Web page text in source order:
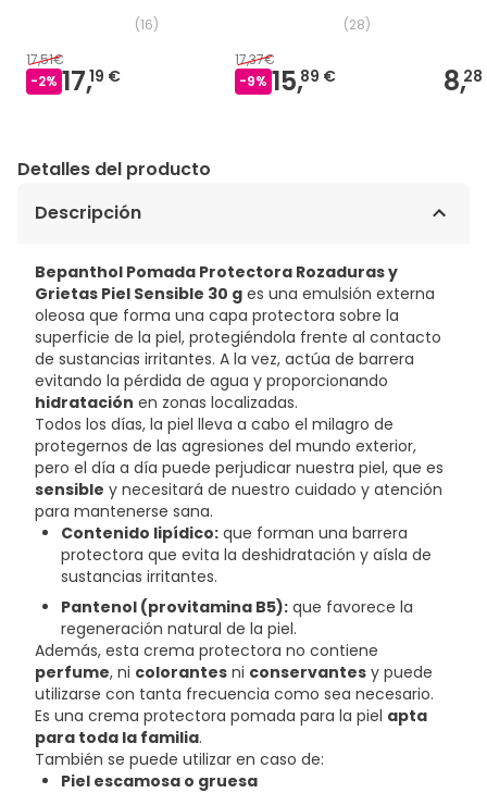
(16)
17,51€
-2% 17,19 €
(28)
17,37€
-9% 15,89 € 8,
Detalles del producto
Descripción
Bepanthol Pomada Protectora Rozaduras y
Grietas Piel Sensible 30 g es una emulsión externa
oleosa que forma una capa protectora sobre la
superficie de la piel, protegiéndola frente al contacto
de sustancias irritantes. A la vez, actúa de barrera
evitando la pérdida de agua y proporcionando
hidratación en zonas localizadas.
Todos los días, la piel lleva a cabo el milagro de
protegernos de las agresiones del mundo exterior,
pero el día a día puede perjudicar nuestra piel, que es
sensible y necesitará de nuestro cuidado y atención
para mantenerse sana.
Contenido lipídico: que forman una barrera
protectora que evita la deshidratación y aísla de
sustancias irritantes.
Pantenol (provitamina B5): que favorece la
regeneración natural de la piel.
Además, esta crema protectora no contiene
perfume, ni colorantes ni conservantes y puede
utilizarse con tanta frecuencia como sea necesario.
Es una crema protectora pomada para la piel apta
para toda la familia.
También se puede utilizar en caso de:
Piel escamosa o gruesa